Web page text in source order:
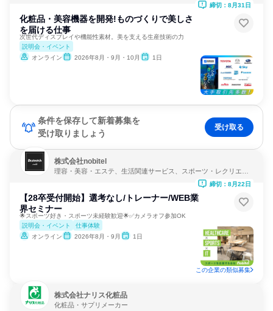
化粧品・美容機器を開発!ものづくりで美しさ
を届ける仕事
次世代ディスプレイや機能性素材。美を支える生産技術の力
説明会・イベント
オンライン
2026年8月・9月・10月 1日
締切：8月31日
条件を保存して新着募集を
受け取りましょう
受け取る
株式会社nobitel
理容・美容・エステ、生活関連サービス、スポーツ・レクリエー
【28卒受付開始】選考なし/トレーナー/WEB業
界セミナー
🌟スポーツ好き・スポーツ未経験歓迎🌟✅カメラオフ参加OK
説明会・イベント
仕事体験
オンライン
2026年8月・9月 1日
締切：8月22日
この企業の類似募集
株式会社ナリス化粧品
化粧品・サプリメーカー